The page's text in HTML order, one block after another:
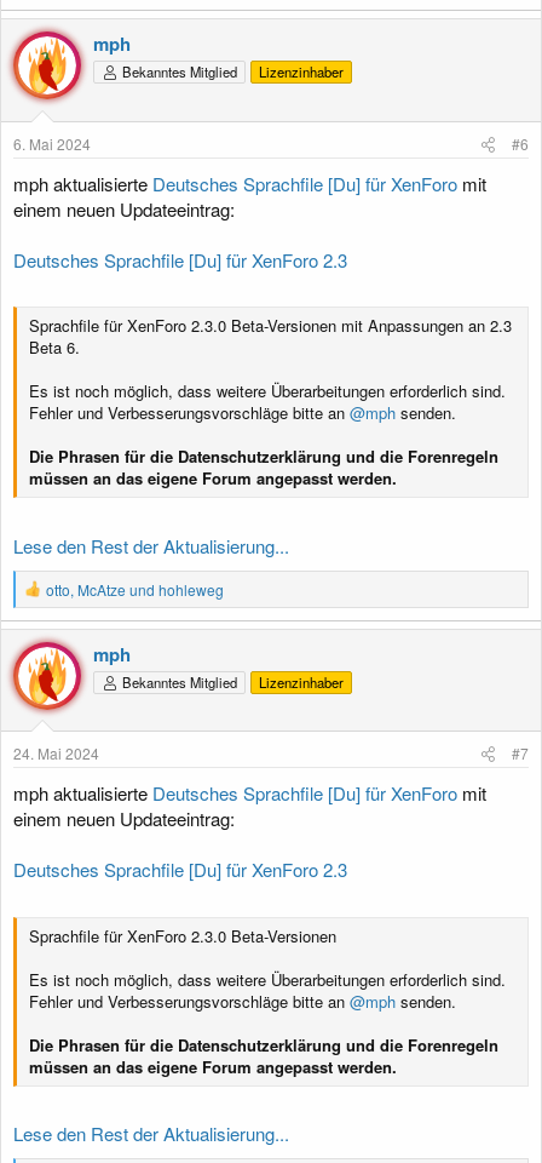
mph
Bekanntes Mitglied Lizenzinhaber
6. Mai 2024 #6
mph aktualisierte Deutsches Sprachfile [Du] für XenForo mit
einem neuen Updateeintrag:
Deutsches Sprachfile [Du] für XenForo 2.3
Sprachfile für XenForo 2.3.0 Beta-Versionen mit Anpassungen an 2.3
Beta 6.
Es ist noch möglich, dass weitere Überarbeitungen erforderlich sind.
Fehler und Verbesserungsvorschläge bitte an @mph senden.
Die Phrasen für die Datenschutzerklärung und die Forenregeln
müssen an das eigene Forum angepasst werden.
Lese den Rest der Aktualisierung...
R
e
a
k
t
o
n
n
otto, McAtze und hohleweg
mph
Bekanntes Mitglied Lizenzinhaber
24. Mai 2024 #7
mph aktualisierte Deutsches Sprachfile [Du] für XenForo mit
einem neuen Updateeintrag:
Deutsches Sprachfile [Du] für XenForo 2.3
Sprachfile für XenForo 2.3.0 Beta-Versionen
Es ist noch möglich, dass weitere Überarbeitungen erforderlich sind.
Fehler und Verbesserungsvorschläge bitte an @mph senden.
Die Phrasen für die Datenschutzerklärung und die Forenregeln
müssen an das eigene Forum angepasst werden.
Lese den Rest der Aktualisierung...